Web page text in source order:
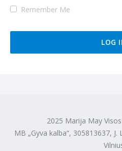
Remember Me
2025 Marija May
MB „Gyva kalba“, 305813637,